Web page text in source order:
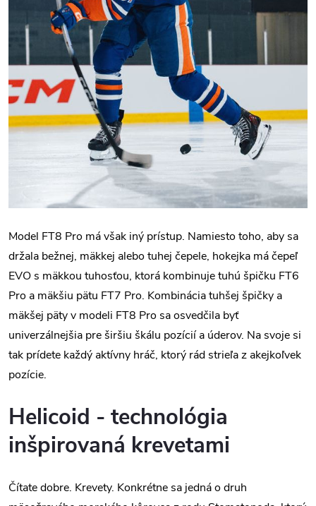
Model FT8 Pro má však iný prístup. Namiesto toho, aby sa
držala bežnej, mäkkej alebo tuhej čepele, hokejka má čepeľ
EVO s mäkkou tuhosťou, ktorá kombinuje tuhú špičku FT6
Pro a mäkšiu pätu FT7 Pro. Kombinácia tuhšej špičky a
mäkšej päty v modeli FT8 Pro sa osvedčila byť
univerzálnejšia pre širšiu škálu pozícií a úderov. Na svoje si
tak prídete každý aktívny hráč, ktorý rád strieľa z akejkoľvek
pozície.
Helicoid - technológia
inšpirovaná krevetami
Čítate dobre. Krevety. Konkrétne sa jedná o druh